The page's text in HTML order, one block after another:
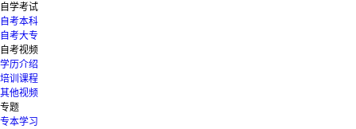
自学考试
自考本科
自考大专
自考视频
学历介绍
培训课程
其他视频
专题
专本学习